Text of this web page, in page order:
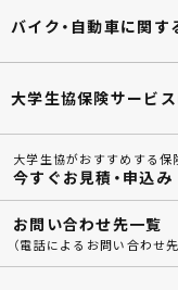
バイク・自動車に関す
大学生協保険サービ
大学生協がおすすめする保
今すぐお見積・申込み
お問い合わせ先一覧
（電話によるお問い合わせ先